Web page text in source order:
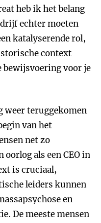
heb ik het belang
echter moeten
katalyserende rol,
context
voor je
weer teruggekomen
van het
net zo
als een CEO in
is cruciaal,
leiders kunnen
en
De meeste mensen